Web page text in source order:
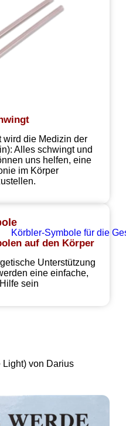
wird die Medizin der
Alles schwingt und
uns helfen, eine
im Körper
auf den Körper
Unterstützung
eine einfache,
sein
Light) von Darius